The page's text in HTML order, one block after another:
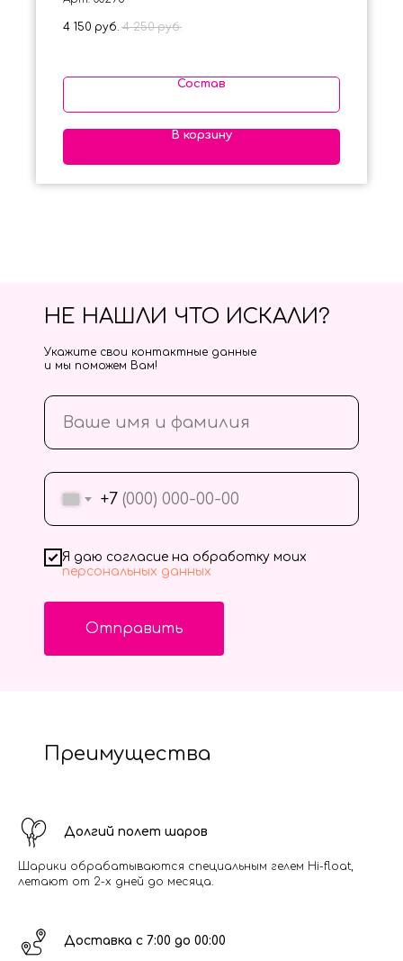
4 150 руб. 4 250 руб.
Состав
В корзину
+7
Я даю согласие на обработку моих
персональных данных
Отправить
НЕ НАШЛИ ЧТО ИСКАЛИ?
Укажите свои контактные данные
и мы поможем Вам!
Преимущества
Долгий полет шаров
Шарики обрабатываются специальным гелем Hi-float,
летают от 2-х дней до месяца.
Доставка с 7:00 до 00:00